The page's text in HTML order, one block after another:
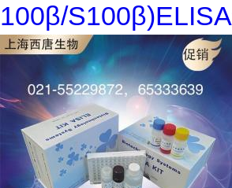
100β/